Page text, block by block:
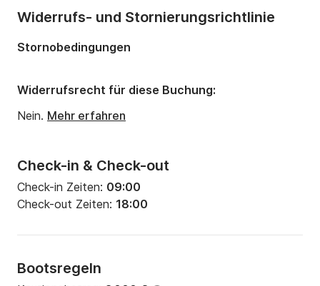
Check-in & Check-out
Check-in Zeiten: 09:00
Check-out Zeiten: 18:00
Bootsregeln
Widerrufs- und Stornierungsrichtlinie
Stornobedingungen
Widerrufsrecht für diese Buchung:
Nein. Mehr erfahren